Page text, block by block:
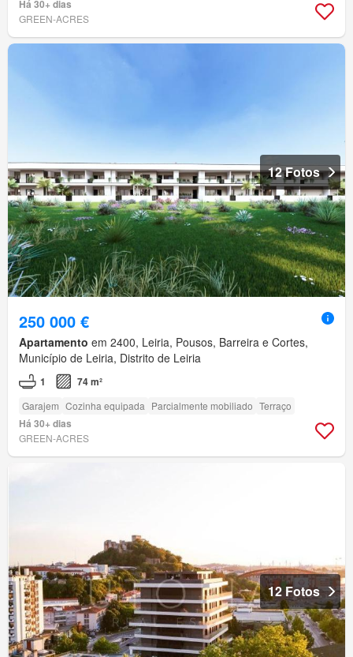
Há 30+ dias
GREEN-ACRES
12 Fotos
250 000 €
Apartamento em 2400, Leiria, Pousos, Barreira e Cortes,
Município de Leiria, Distrito de Leiria
1 74 m²
Garajem Cozinha equipada Parcialmente mobiliado Terraço
Há 30+ dias
GREEN-ACRES
12 Fotos